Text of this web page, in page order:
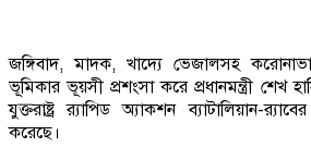
জঙ্গিবাদ, মাদক, খাদ্যে ভেজালসহ
ভূমিকার ভূয়সী প্রশংসা করে প্রধানমন্ত্রী শেখ
যুক্তরাষ্ট্র র‌্যাপিড অ্যাকশন ব্যাটালিয়ান-
করেছে।